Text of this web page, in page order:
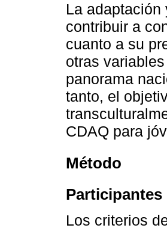
La
contribuir a
cuanto a su
otras
panorama
tanto, el
CDAQ para
Método
Participantes
Los criterios